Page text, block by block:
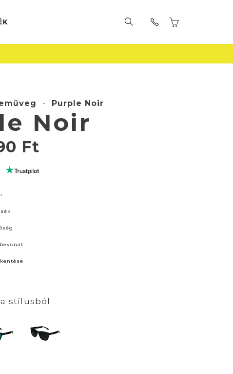
- Purple Noir
Noir
Ft
stílusból